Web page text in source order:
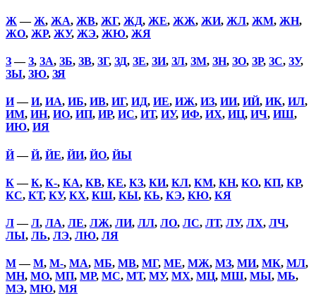
Ж —Ж, ЖА, ЖВ, ЖГ, ЖД, ЖЕ, ЖЖ, ЖИ, ЖЛ, ЖМ, ЖН,
ЖО, ЖР, ЖУ, ЖЭ, ЖЮ, ЖЯ
З—З, ЗА, ЗБ, ЗВ, ЗГ, ЗД, ЗЕ, ЗИ, ЗЛ, ЗМ, ЗН, ЗО, ЗР, ЗС, ЗУ,
ЗЫ, ЗЮ, ЗЯ
И—И, ИА, ИБ, ИВ, ИГ, ИД, ИЕ, ИЖ, ИЗ, ИИ, ИЙ, ИК, ИЛ,
ИМ, ИН, ИО, ИП, ИР, ИС, ИТ, ИУ, ИФ, ИХ, ИЦ, ИЧ, ИШ,
ИЮ, ИЯ
Й—Й, ЙЕ, ЙИ, ЙО, ЙЫ
К—К, К-, КА, КВ, КЕ, КЗ, КИ, КЛ, КМ, КН, КО, КП, КР,
КС, КТ, КУ, КХ, КШ, КЫ, КЬ, КЭ, КЮ, КЯ
Л—Л, ЛА, ЛЕ, ЛЖ, ЛИ, ЛЛ, ЛО, ЛС, ЛТ, ЛУ, ЛХ, ЛЧ,
ЛЫ, ЛЬ, ЛЭ, ЛЮ, ЛЯ
М—М, М-, МА, МБ, МВ, МГ, МЕ, МЖ, МЗ, МИ, МК, МЛ,
МН, МО, МП, МР, МС, МТ, МУ, МХ, МЦ, МШ, МЫ, МЬ,
МЭ, МЮ, МЯ